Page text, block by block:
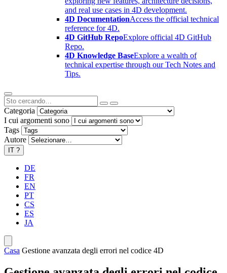
and real use cases in 4D development.
4D DocumentationAccess the official technical
reference for 4D.
4D GitHub RepoExplore official 4D GitHub
Repo.
4D Knowledge BaseExplore a wealth of
technical expertise through our Tech Notes and
Tips.
Categoria
I cui argomenti sono
Tags
Autore
IT ?
DE
FR
EN
PT
CS
ES
JA
Casa Gestione avanzata degli errori nel codice 4D